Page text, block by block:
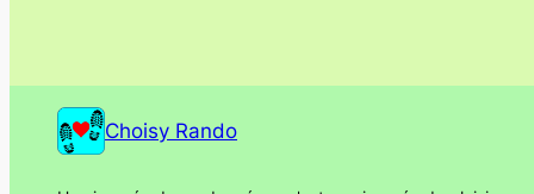
Choisy Rando